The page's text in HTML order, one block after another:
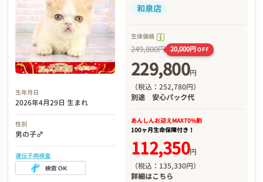
生年月日
2026年4月29日 生まれ
性別
男の子♂
遺伝子病検査
和泉店
生体価格
249,800円 20,000円OFF
229,800円
（税込：252,780円）
別途 安心パック代
あんしんお迎えMAX70%割
100ヶ月生命保障付き！
112,350円
（税込：135,330円）
詳細はこちら